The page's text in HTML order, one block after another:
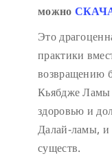
можно
Это
практики
возвращению
Кьябдже
здоровью и
Далай-ламы, и
существ.